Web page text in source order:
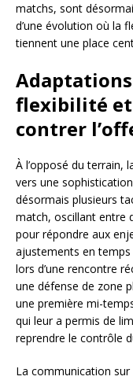
matchs, sont
d’une évolution où la
tiennent une place
flexibilité
contrer
À l’opposé du terrain,
vers une
désormais plusieurs
match, oscillant entre
pour répondre aux
ajustements en
lors d’une rencontre
une défense de zone
une première mi-
qui leur a permis de
reprendre le contrôle
La communication sur